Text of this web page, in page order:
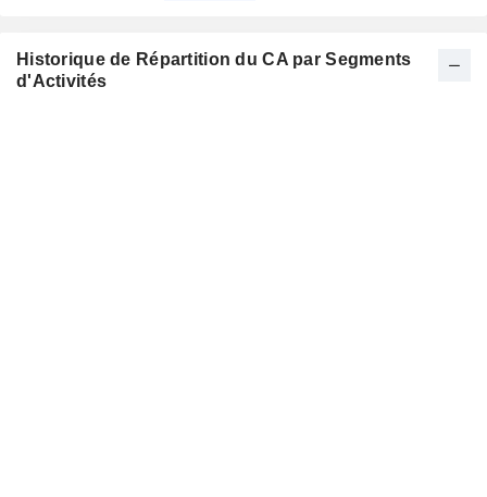
Historique de Répartition du CA par Segments
d'Activités